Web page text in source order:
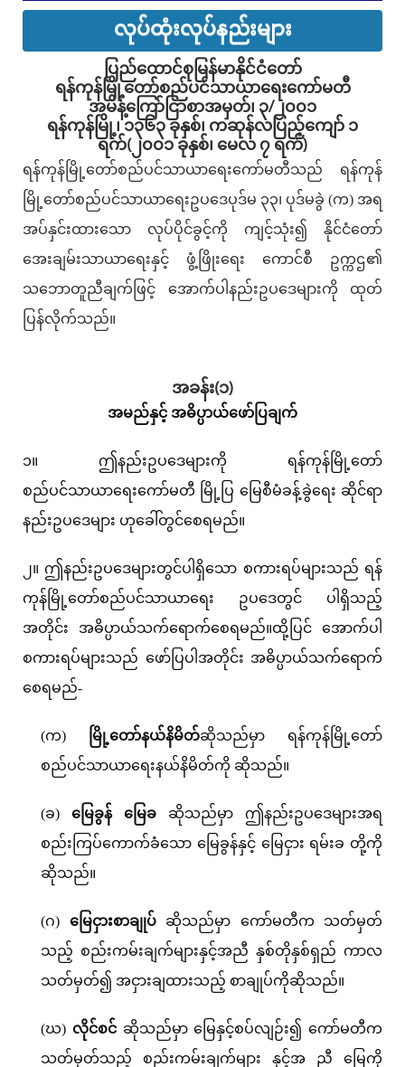
လုပ်ထုံးလုပ်နည်းများ
ပြည်ထောင်စုမြန်မာနိုင်ငံတော်
ရန်ကုန်မြို့တော်စည်ပင်သာယာရေးကော်မတီ
အမိန့်ကြော်ငြာစာအမှတ်၊ ၃/၂၀၀၁
ရန်ကုန်မြို့၊ ၁၃၆၃ ခုနှစ်၊ ကဆုန်လပြည့်ကျော် ၁
ရက်(၂၀၀၁ ခုနှစ်၊ မေလ ၇ ရက်)
ရန်ကုန်မြို့တော်စည်ပင်သာယာရေးကော်မတီသည် ရန်ကုန်
မြို့တော်စည်ပင်သာယာရေးဥပဒေပုဒ်မ ၃၃၊ ပုဒ်မခွဲ (က) အရ
အပ်နှင်းထားသော လုပ်ပိုင်ခွင့်ကို ကျင့်သုံး၍ နိုင်ငံတော်
အေးချမ်းသာယာရေးနှင့် ဖွံ့ဖြိုးရေး ကောင်စီ ဥက္ကဌ၏
သဘောတူညီချက်ဖြင့် အောက်ပါနည်းဥပဒေများကို ထုတ်
ပြန်လိုက်သည်။
အခန်း(၁)
အမည်နှင့် အဓိပ္ပာယ်ဖော်ပြချက်
၁။ ဤနည်းဥပဒေများကို ရန်ကုန်မြို့တော်
စည်ပင်သာယာရေးကော်မတီ မြို့ပြ မြေစီမံခန့်ခွဲရေး ဆိုင်ရာ
နည်းဥပဒေများ ဟုခေါ်တွင်စေရမည်။
၂။ ဤနည်းဥပဒေများတွင်ပါရှိသော စကားရပ်များသည် ရန်
ကုန်မြို့တော်စည်ပင်သာယာရေး ဥပဒေတွင် ပါရှိသည့်
အတိုင်း အဓိပ္ပာယ်သက်ရောက်စေရမည်။ထို့ပြင် အောက်ပါ
စကားရပ်များသည် ဖော်ပြပါအတိုင်း အဓိပ္ပာယ်သက်ရောက်
စေရမည်-
(က) မြို့တော်နယ်နိမိတ်ဆိုသည်မှာ ရန်ကုန်မြို့တော်
စည်ပင်သာယာရေးနယ်နိမိတ်ကို ဆိုသည်။
(ခ) မြေခွန် မြေခ ဆိုသည်မှာ ဤနည်းဥပဒေများအရ
စည်းကြပ်ကောက်ခံသော မြေခွန်နှင့် မြေငှား ရမ်းခ တို့ကို
ဆိုသည်။
(ဂ) မြေငှားစာချုပ် ဆိုသည်မှာ ကော်မတီက သတ်မှတ်
သည့် စည်းကမ်းချက်များနှင့်အညီ နှစ်တိုနှစ်ရှည် ကာလ
သတ်မှတ်၍ အငှားချထားသည့် စာချုပ်ကိုဆိုသည်။
(ဃ) လိုင်စင် ဆိုသည်မှာ မြေနှင့်စပ်လျဉ်း၍ ကော်မတီက
သတ်မှတ်သည့် စည်းကမ်းချက်များ နှင့်အ ညီ မြေကို